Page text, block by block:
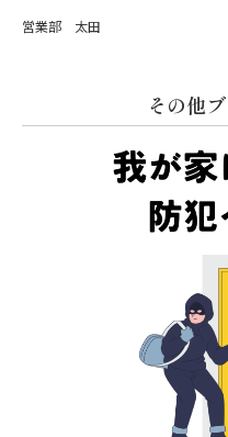
営業部 太田
その他